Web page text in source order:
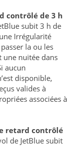
contrôlé de 3 h
subit 3 h de
Irrégularité
la ou les
une nuitée dans
aucun
disponible,
valides à
associées à
retard contrôlé
de JetBlue subit